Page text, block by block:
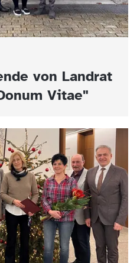
von Landrat
Vitae"